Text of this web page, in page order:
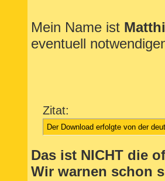
Mein Name ist
eventuell
Zitat:
Der Download erfolgte von der
Das ist NICHT die
Wir warnen schon